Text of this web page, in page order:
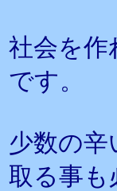
社会を
です。
少数の
取る事も